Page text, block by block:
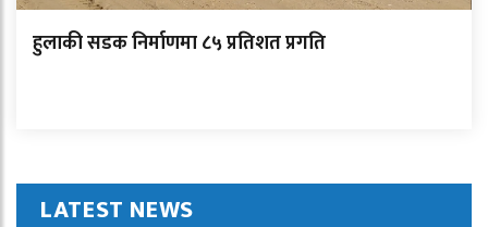
हुलाकी सडक निर्माणमा ८५ प्रतिशत प्रगति
LATEST NEWS